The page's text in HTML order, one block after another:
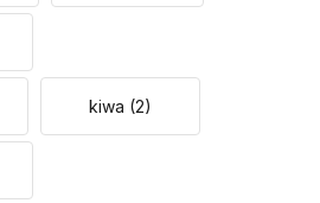
kiwa (2)